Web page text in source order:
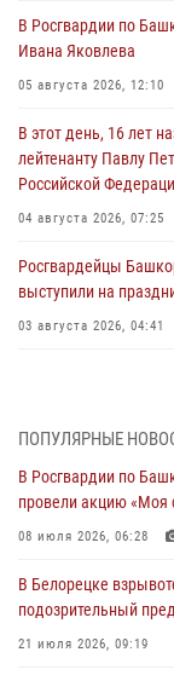
В Росгвардии по
Ивана Яковлева
05 августа 2026, 12:10
В этот день, 16 лет
лейтенанту Павлу
Российской
04 августа 2026, 07:25
Росгвардейцы
выступили на
03 августа 2026, 04:41
03 августа 2026, 04:30
В Башкирии
открытом воздухе
03 августа 2026, 04:29
В Уфе росгвардейцы
подозреваемого в
03 августа 2026, 04:15
ПОПУЛЯРНЫЕ
В Росгвардии по
провели акцию «Моя
08 июля 2026, 06:28
В Белорецке
подозрительный
21 июля 2026, 09:19